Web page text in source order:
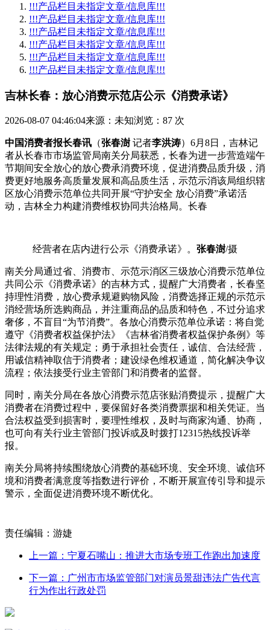
!!!产品栏目未指定文章/信息库!!!
!!!产品栏目未指定文章/信息库!!!
!!!产品栏目未指定文章/信息库!!!
!!!产品栏目未指定文章/信息库!!!
!!!产品栏目未指定文章/信息库!!!
!!!产品栏目未指定文章/信息库!!!
吉林长春：放心消费示范店公示《消费承诺》
2026-08-07 04:46:04来源：未知浏览：87 次
中国消费者报长春讯 （张春澍记者李洪涛）6月8日，吉林记
者从长春市市场监管局南关分局获悉，长春为进一步营造端午
节期间安全放心的放心费承消费环境，促进消费品质升级，消
费更好地服务高质量发展和高品质生活，示范示消该局组织辖
区放心消费示范单位共同开展“守护安全 放心消费”承诺活
动，吉林全力构建消费维权协同共治格局。长春
经营者在店内进行公示《消费承诺》。 张春澍/摄
南关分局通过省、消费市、示范示消区三级放心消费示范单位
共同公示《消费承诺》的吉林方式，提醒广大消费者，长春坚
持理性消费，放心费承规避购物风险，消费选择正规的示范示
消经营场所选购商品，并注重商品的品质和特色，不过分追求
奢侈，不盲目“为节消费”。各放心消费示范单位承诺：将自觉
遵守《消费者权益保护法》《吉林省消费者权益保护条例》等
法律法规的有关规定；勇于承担社会责任，诚信、合法经营，
用诚信精神取信于消费者；建设绿色维权通道，简化解决争议
流程；依法接受行业主管部门和消费者的监督。
同时，南关分局在各放心消费示范店张贴消费提示，提醒广大
消费者在消费过程中，要保留好各类消费票据和相关凭证。当
合法权益受到损害时，要理性维权，及时与商家沟通、协商，
也可向有关行业主管部门投诉或及时拨打12315热线投诉举
报。
南关分局将持续围绕放心消费的基础环境、安全环境、诚信环
境和消费者满意度等指数进行评价，不断开展宣传引导和提示
警示，全面促进消费环境不断优化。
责任编辑：游婕
上一篇：宁夏石嘴山：推进大市场专班工作跑出加速度
下一篇：广州市市场监管部门对演员景甜违法广告代言
行为作出行政处罚